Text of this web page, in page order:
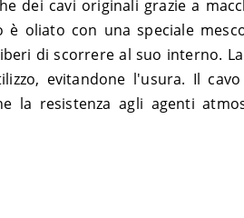
dei cavi originali grazie a
oliato con una speciale
di scorrere al suo interno.
evitandone l'usura. Il
la resistenza agli agenti